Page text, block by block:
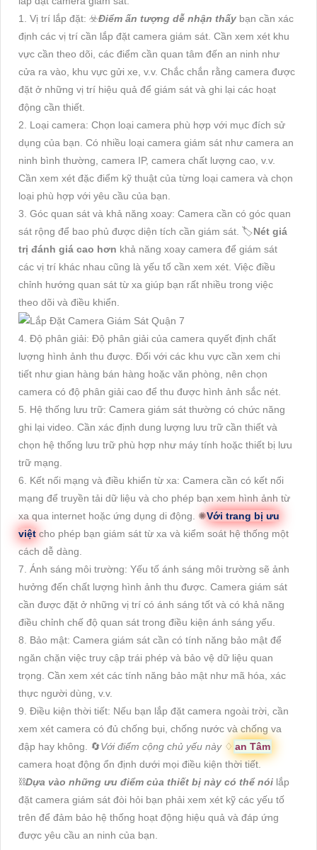
1. Vị trí lắp đặt: ☣️Điểm ấn tượng dễ nhận thấy bạn cần xác
định các vị trí cần lắp đặt camera giám sát. Cần xem xét khu
vực cần theo dõi, các điểm cần quan tâm đến an ninh như
cửa ra vào, khu vực gửi xe, v.v. Chắc chắn rằng camera được
đặt ở những vị trí hiệu quả để giám sát và ghi lại các hoạt
động cần thiết.
2. Loại camera: Chọn loại camera phù hợp với mục đích sử
dụng của bạn. Có nhiều loại camera giám sát như camera an
ninh bình thường, camera IP, camera chất lượng cao, v.v.
Cần xem xét đặc điểm kỹ thuật của từng loại camera và chọn
loại phù hợp với yêu cầu của bạn.
3. Góc quan sát và khả năng xoay: Camera cần có góc quan
sát rộng để bao phủ được diện tích cần giám sát. 🏷Nét giá
trị đánh giá cao hơn khả năng xoay camera để giám sát
các vị trí khác nhau cũng là yếu tố cần xem xét. Việc điều
chỉnh hướng quan sát từ xa giúp bạn rất nhiều trong việc
theo dõi và điều khiển.
4. Độ phân giải: Độ phân giải của camera quyết định chất
lượng hình ảnh thu được. Đối với các khu vực cần xem chi
tiết như gian hàng bán hàng hoặc văn phòng, nên chọn
camera có độ phân giải cao để thu được hình ảnh sắc nét.
5. Hệ thống lưu trữ: Camera giám sát thường có chức năng
ghi lại video. Cần xác định dung lượng lưu trữ cần thiết và
chọn hệ thống lưu trữ phù hợp như máy tính hoặc thiết bị lưu
trữ mạng.
6. Kết nối mạng và điều khiển từ xa: Camera cần có kết nối
mạng để truyền tải dữ liệu và cho phép bạn xem hình ảnh từ
xa qua internet hoặc ứng dụng di động. ✺Với trang bị ưu
việt cho phép bạn giám sát từ xa và kiểm soát hệ thống một
cách dễ dàng.
7. Ánh sáng môi trường: Yếu tố ánh sáng môi trường sẽ ảnh
hưởng đến chất lượng hình ảnh thu được. Camera giám sát
cần được đặt ở những vị trí có ánh sáng tốt và có khả năng
điều chỉnh chế độ quan sát trong điều kiện ánh sáng yếu.
8. Bảo mật: Camera giám sát cần có tính năng bảo mật để
ngăn chặn việc truy cập trái phép và bảo vệ dữ liệu quan
trọng. Cần xem xét các tính năng bảo mật như mã hóa, xác
thực người dùng, v.v.
9. Điều kiện thời tiết: Nếu bạn lắp đặt camera ngoài trời, cần
xem xét camera có đủ chống bụi, chống nước và chống va
đập hay không. 🔄Với điểm cộng chủ yếu này♢ an Tâm
camera hoạt động ổn định dưới mọi điều kiện thời tiết.
⛓Dựa vào những ưu điểm của thiết bị này có thể nói lắp
đặt camera giám sát đòi hỏi bạn phải xem xét kỹ các yếu tố
trên để đảm bảo hệ thống hoạt động hiệu quả và đáp ứng
được yêu cầu an ninh của bạn.